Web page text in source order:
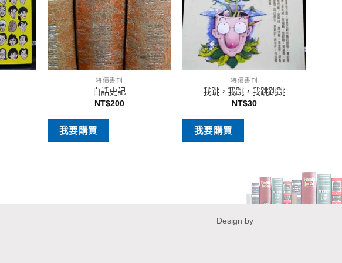
特價書刊
白話史記
NT$200
我要購買
特價書刊
我跳，我跳，我跳跳跳
NT$30
我要購買
Design by